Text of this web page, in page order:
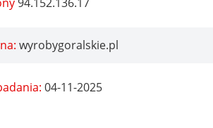
wyrobygoralskie.pl
04-11-2025